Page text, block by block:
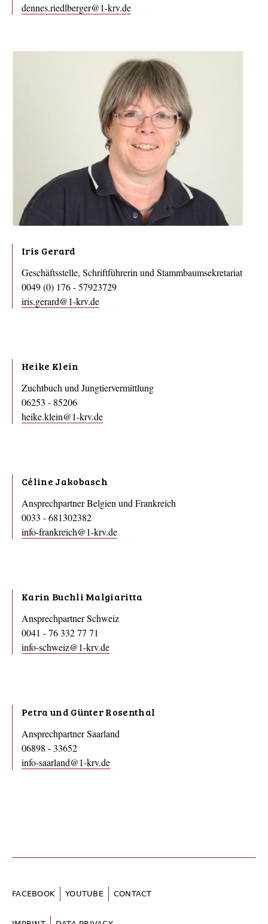
dennes.riedlberger@1-krv.de
Iris Gerard
Geschäftsstelle, Schriftführerin und Stammbaumsekretariat
0049 (0) 176 - 57923729
iris.gerard@1-krv.de
Heike Klein
Zuchtbuch und Jungtiervermittlung
06253 - 85206
heike.klein@1-krv.de
Céline Jakobasch
Ansprechpartner Belgien und Frankreich
0033 - 681302382
info-frankreich@1-krv.de
Karin Buchli Malgiaritta
Ansprechpartner Schweiz
0041 - 76 332 77 71
info-schweiz@1-krv.de
Petra und Günter Rosenthal
Ansprechpartner Saarland
06898 - 33652
info-saarland@1-krv.de
FACEBOOK YOUTUBE CONTACT